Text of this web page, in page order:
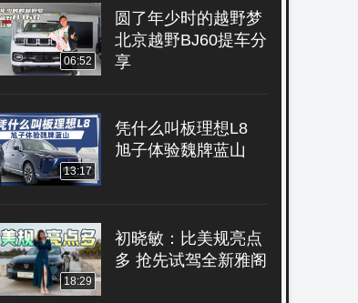
06:52
圆了年少时的越野梦
北京越野BJ60提车分
享
13:17
凭什么叫板理想L8
旭子体验魏牌蓝山
18:29
初晓敏：比美规亮点
多 抢先试驾全新雅阁